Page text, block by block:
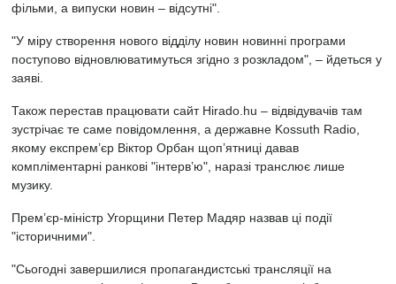
фільми, а випуски новин – відсутні".
"У міру створення нового відділу новин новинні програми
поступово відновлюватимуться згідно з розкладом", – йдеться у
заяві.
Також перестав працювати сайт Hirado.hu – відвідувачів там
зустрічає те саме повідомлення, а державне Kossuth Radio,
якому експрем’єр Віктор Орбан щоп’ятниці давав
компліментарні ранкові "інтерв’ю", наразі транслює лише
музику.
Прем’єр-міністр Угорщини Петер Мадяр назвав ці події
"історичними".
"Сьогодні завершилися пропагандистські трансляції на